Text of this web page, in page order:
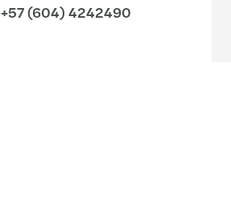
+57 (604) 4242490